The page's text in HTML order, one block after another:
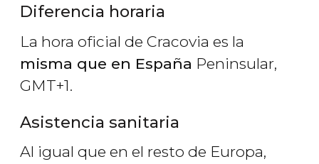
Diferencia horaria
La hora oficial de Cracovia es la
misma que en España Peninsular,
GMT+1.
Asistencia sanitaria
Al igual que en el resto de Europa,